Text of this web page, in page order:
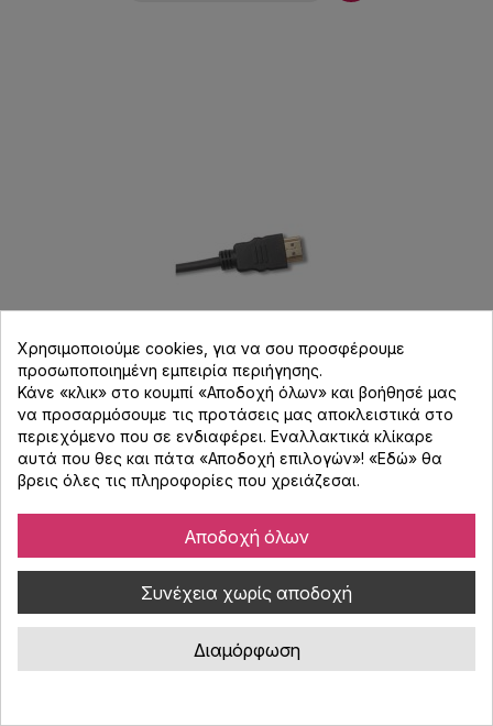
Belden Hde010Fb High Speed Hdmi 10 Ft
Κωδικός : 252036
Καλώδιο High Speed HDMI 10ft με Ethernet, 4K UHD και 3D
support από Belden - Επιχρυσωμένοι σύνδεσμοι για άριστη
ποιότητα σήματος
31,25 €
Χρησιμοποιούμε cookies, για να σου προσφέρουμε
προσωποποιημένη εμπειρία περιήγησης.
Κάνε «κλικ» στο κουμπί «Αποδοχή όλων» και βοήθησέ μας
να προσαρμόσουμε τις προτάσεις μας αποκλειστικά στο
περιεχόμενο που σε ενδιαφέρει. Εναλλακτικά κλίκαρε
αυτά που θες και πάτα «Αποδοχή επιλογών»! «Εδώ» θα
βρεις όλες τις πληροφορίες που χρειάζεσαι.
Αποδοχή όλων
Συνέχεια χωρίς αποδοχή
Διαμόρφωση